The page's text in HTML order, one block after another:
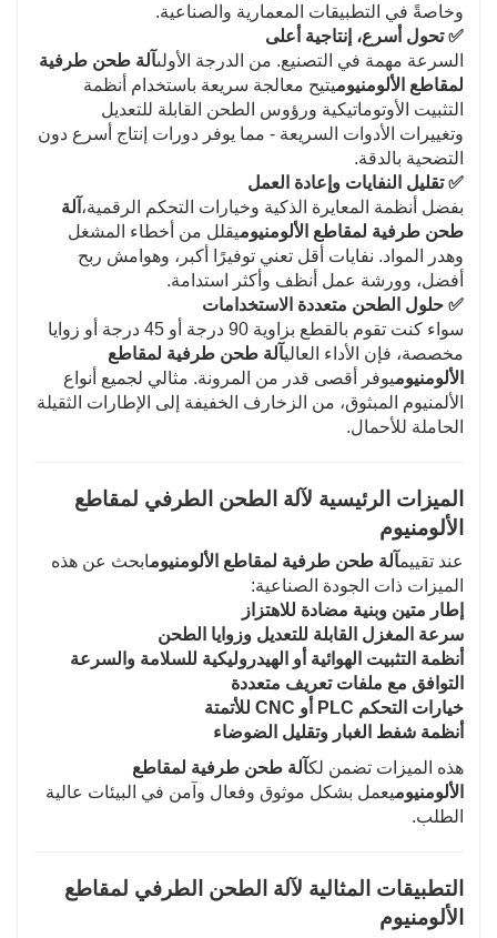
وخاصةً في التطبيقات المعمارية والصناعية.
✅تحول أسرع، إنتاجية أعلى
السرعة مهمة في التصنيع. من الدرجة الأولىآلة طحن طرفية
لمقاطع الألومنيوميتيح معالجة سريعة باستخدام أنظمة
التثبيت الأوتوماتيكية ورؤوس الطحن القابلة للتعديل
وتغييرات الأدوات السريعة - مما يوفر دورات إنتاج أسرع دون
التضحية بالدقة.
✅تقليل النفايات وإعادة العمل
بفضل أنظمة المعايرة الذكية وخيارات التحكم الرقمية، آلة
طحن طرفية لمقاطع الألومنيوميقلل من أخطاء المشغل
وهدر المواد. نفايات أقل تعني توفيرًا أكبر، وهوامش ربح
أفضل، وورشة عمل أنظف وأكثر استدامة.
✅ حلول الطحن متعددة الاستخدامات
سواء كنت تقوم بالقطع بزاوية 90 درجة أو 45 درجة أو زوايا
مخصصة، فإن الأداء العاليآلة طحن طرفية لمقاطع
الألومنيوميوفر أقصى قدر من المرونة. مثالي لجميع أنواع
الألمنيوم المبثوق، من الزخارف الخفيفة إلى الإطارات الثقيلة
الحاملة للأحمال.
الميزات الرئيسية لآلة الطحن الطرفي لمقاطع
الألومنيوم
عند تقييمآلة طحن طرفية لمقاطع الألومنيومابحث عن هذه
الميزات ذات الجودة الصناعية:
إطار متين وبنية مضادة للاهتزاز
سرعة المغزل القابلة للتعديل وزوايا الطحن
أنظمة التثبيت الهوائية أو الهيدروليكية للسلامة والسرعة
التوافق مع ملفات تعريف متعددة
خيارات التحكم PLC أو CNC للأتمتة
أنظمة شفط الغبار وتقليل الضوضاء
هذه الميزات تضمن لكآلة طحن طرفية لمقاطع
الألومنيوميعمل بشكل موثوق وفعال وآمن في البيئات عالية
الطلب.
التطبيقات المثالية لآلة الطحن الطرفي لمقاطع
الألومنيوم